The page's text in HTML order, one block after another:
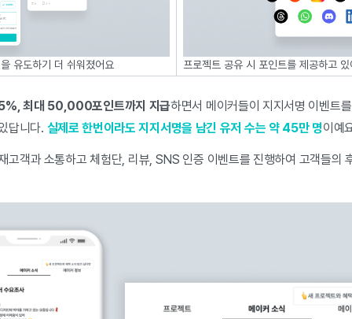
유도하기 더 쉬워졌어요 프로젝트 공유 시 포인트를 제공하고
최대 50,000포인트까지 지급하면서 메이커들이 지지서명 이벤트
답니다. 실제로 한번이라도 지지서명을 남긴 유저 수는 약 45만 명이예
고객과 소통하고 체험단, 리뷰, SNS 인증 이벤트를 진행하여 고객들의